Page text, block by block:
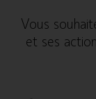
Vous
et ses